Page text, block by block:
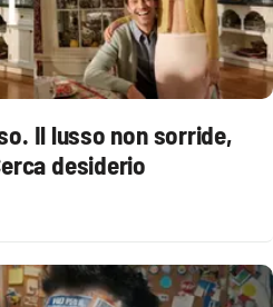
Il lusso non sorride,
desiderio